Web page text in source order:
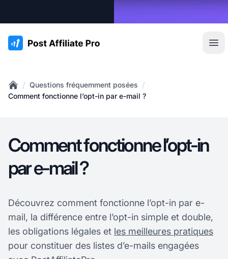
:site.title
Home
/ Questions fréquemment posées /
Comment fonctionne l’opt-in par e-mail ?
Comment fonctionne l’opt-in
par e-mail ?
Découvrez comment fonctionne l’opt-in par e-
mail, la différence entre l’opt-in simple et double,
les obligations légales et les meilleures pratiques
pour constituer des listes d’e-mails engagées